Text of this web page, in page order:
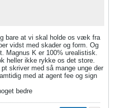
bare at vi skal holde os væk fra
vidst med skader og form. Og
Magnus K er 100% urealistisk.
heller ikke rykke os det store.
skriver med så mange unge der
med at agent fee og sign
bedre